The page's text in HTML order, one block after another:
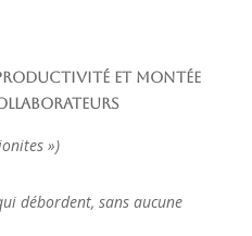
et montée
»)
débordent, sans aucune